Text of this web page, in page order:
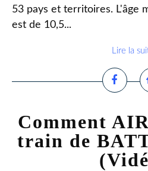
53 pays et territoires. L'âge
est de 10,5...
Lire la
Comment
train de